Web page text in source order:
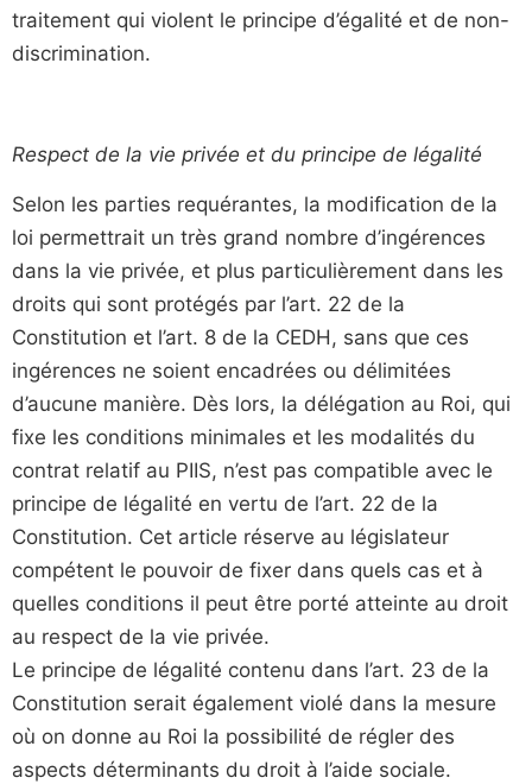
traitement qui violent le principe d’égalité et de non-
discrimination.
Respect de la vie privée et du principe de légalité
Selon les parties requérantes, la modification de la
loi permettrait un très grand nombre d’ingérences
dans la vie privée, et plus particulièrement dans les
droits qui sont protégés par l’art. 22 de la
Constitution et l’art. 8 de la CEDH, sans que ces
ingérences ne soient encadrées ou délimitées
d’aucune manière. Dès lors, la délégation au Roi, qui
fixe les conditions minimales et les modalités du
contrat relatif au PIIS, n’est pas compatible avec le
principe de légalité en vertu de l’art. 22 de la
Constitution. Cet article réserve au législateur
compétent le pouvoir de fixer dans quels cas et à
quelles conditions il peut être porté atteinte au droit
au respect de la vie privée.
Le principe de légalité contenu dans l’art. 23 de la
Constitution serait également violé dans la mesure
où on donne au Roi la possibilité de régler des
aspects déterminants du droit à l’aide sociale.